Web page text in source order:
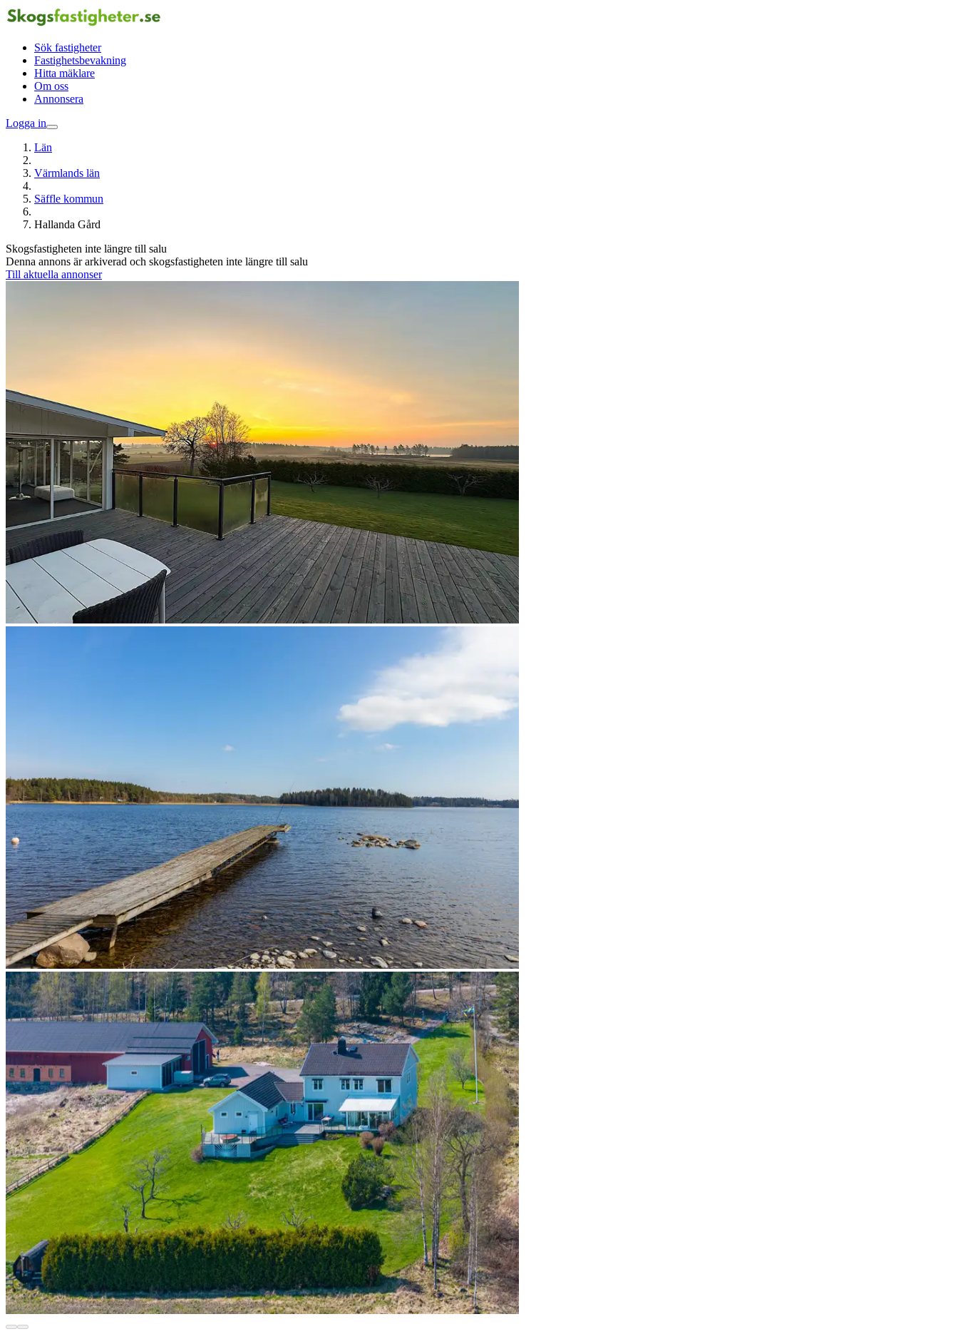
Sök fastigheter
Fastighetsbevakning
Hitta mäklare
Om oss
Annonsera
Logga in
Län
Värmlands län
Säffle kommun
Hallanda Gård
Skogsfastigheten inte längre till salu
Denna annons är arkiverad och skogsfastigheten inte längre till salu
Till aktuella annonser